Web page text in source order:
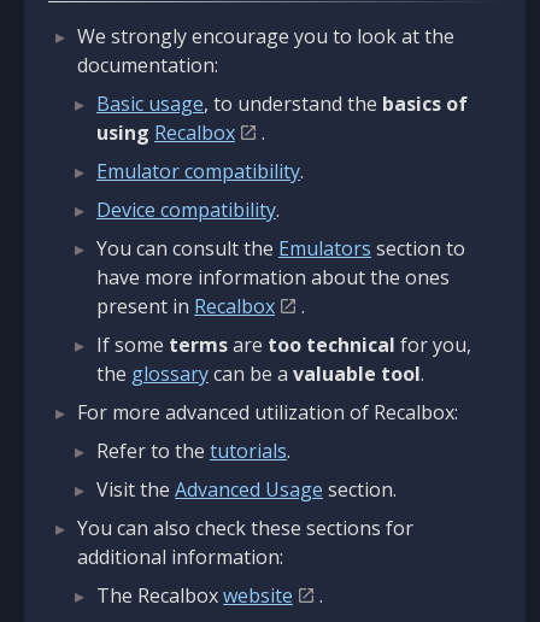
We strongly encourage you to look at the
documentation:
Basic usage, to understand the basics of
using Recalbox
.
Emulator compatibility.
Device compatibility.
You can consult the Emulators section to
have more information about the ones
present in Recalbox
.
If some termsare too technical for you,
the glossarycan be a valuable tool.
For more advanced utilization of Recalbox:
Refer to the tutorials.
Visit the Advanced Usage section.
You can also check these sections for
additional information:
The Recalboxwebsite
.